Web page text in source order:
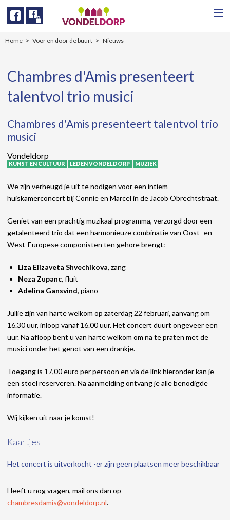
Facebook
Home Voor en door de buurt Nieuws
Chambres d'Amis presenteert
talentvol trio musici
Chambres d'Amis presenteert talentvol trio
musici
Vondeldorp
KUNST EN CULTUUR LEDEN VONDELDORP MUZIEK
We zijn verheugd je uit te nodigen voor een intiem
huiskamerconcert bij Connie en Marcel in de Jacob Obrechtstraat.
Geniet van een prachtig muzikaal programma, verzorgd door een
getalenteerd trio dat een harmonieuze combinatie van Oost- en
West-Europese componisten ten gehore brengt:
Liza Elizaveta Shvechikova, zang
Neza Zupanc, fluit
Adelina Gansvind, piano
Jullie zijn van harte welkom op zaterdag 22 februari, aanvang om
16.30 uur, inloop vanaf 16.00 uur. Het concert duurt ongeveer een
uur. Na afloop bent u van harte welkom om na te praten met de
musici onder het genot van een drankje.
Toegang is 17,00 euro per persoon en via de link hieronder kan je
een stoel reserveren. Na aanmelding ontvang je alle benodigde
informatie.
Wij kijken uit naar je komst!
Kaartjes
Het concert is uitverkocht -er zijn geen plaatsen meer beschikbaar
Heeft u nog vragen, mail ons dan op
chambresdamis@vondeldorp.nl.